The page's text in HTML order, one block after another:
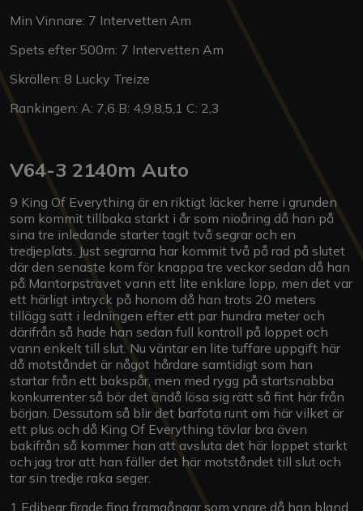
Min Vinnare: 7 Intervetten Am
Spets efter 500m: 7 Intervetten Am
Skrällen: 8 Lucky Treize
Rankingen: A: 7,6 B: 4,9,8,5,1 C: 2,3
V64-3 2140m Auto
9 King Of Everything är en riktigt läcker herre i grunden
som kommit tillbaka starkt i år som nioåring då han på
sina tre inledande starter tagit två segrar och en
tredjeplats. Just segrarna har kommit två på rad på slutet
där den senaste kom för knappa tre veckor sedan då han
på Mantorpstravet vann ett lite enklare lopp, men det var
ett härligt intryck på honom då han trots 20 meters
tillägg satt i ledningen efter ett par hundra meter och
därifrån så hade han sedan full kontroll på loppet och
vann enkelt till slut. Nu väntar en lite tuffare uppgift här
då motståndet är något hårdare samtidigt som han
startar från ett bakspår, men med rygg på startsnabba
konkurrenter så bör det ändå lösa sig rätt så fint här från
början. Dessutom så blir det barfota runt om här vilket är
ett plus och då King Of Everything tävlar bra även
bakifrån så kommer han att avsluta det här loppet starkt
och jag tror att han fäller det här motståndet till slut och
tar sin tredje raka seger.
1 Edibear firade fina framgångar som yngre då han bland